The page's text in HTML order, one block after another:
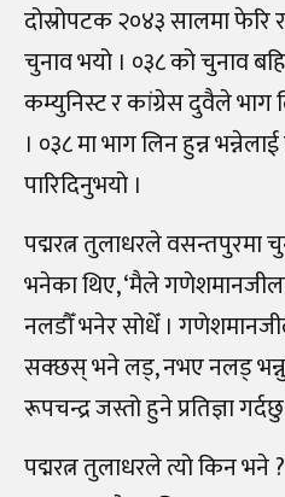
दोस्रोपटक २०४३ सालमा फेरि
चुनाव भयो । ०३८ को चुनाव
कम्युनिस्ट र कांग्रेस दुवैले भाग
। ०३८ मा भाग लिन हुन्न
पारिदिनुभयो ।
पद्मरत्न तुलाधरले वसन्तपुरमा
भनेका थिए, ‘मैले
नलडौँ भनेर सोधेँ ।
सक्छस् भने लड्, नभए नलड्
रूपचन्द्र जस्तो हुने प्रतिज्ञा
पद्मरत्न तुलाधरले त्यो किन